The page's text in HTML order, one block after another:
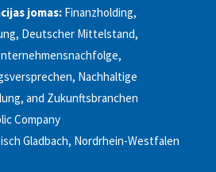
jomas: Finanzholding,
Deutscher Mittelstand,
Nachhaltige
and Zukunftsbranchen
Company
Gladbach, Nordrhein-Westfalen